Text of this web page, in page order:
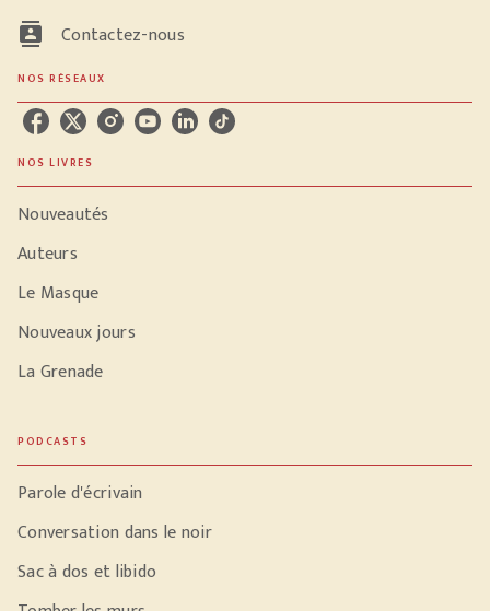
contacts Contactez-nous
NOS RÉSEAUX
NOS LIVRES
Nouveautés
Auteurs
Le Masque
Nouveaux jours
La Grenade
PODCASTS
Parole d'écrivain
Conversation dans le noir
Sac à dos et libido